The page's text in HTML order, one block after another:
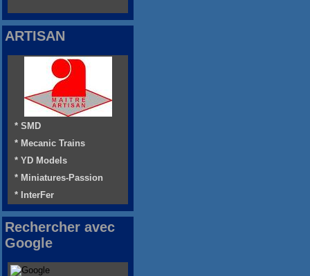
ARTISAN
* SMD
* Mecanic Trains
* YD Models
* Miniatures-Passion
* InterFer
Rechercher avec
Google